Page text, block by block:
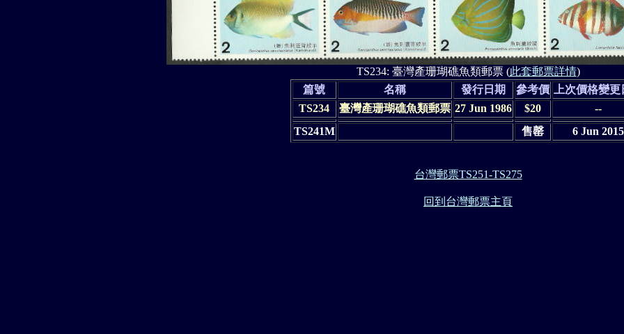
TS234: 臺灣產珊瑚礁魚類郵票 (此套郵票詳情)
篇號
名稱 發行日期 參考價
上次價格變更
TS234
臺灣產珊瑚礁魚類郵票 27 Jun 1986 $20
--
TS241M
售罄 6 Jun 2015
台灣郵票TS251-TS275
回到台灣郵票主頁